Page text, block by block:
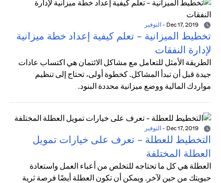
- التوفير
تخطيط الميزانية - تعلم كيفية إعداد خطة ميزانية
لإدارة النفقات
الطريقة الأمثل للتعامل مع مشاكل الائتمان هي اكتساب عادات
جيدة قبل أن تبدأ المشاكل. كخطوة أولى، تحتاج إلى تنظيم
مواردك المالية ووضع ميزانية محددة البنود.
- التوفير
التخطيط للعطلة - تعرف على خيارات تمويل
العطلة المختلفة
العطلة هي كل ما تحتاجه للتخلص من أعباء العمل واستعادة
حيويتك من حين لآخر. ويمكن أن تكون العطلة أيضًا فرصة ثرية